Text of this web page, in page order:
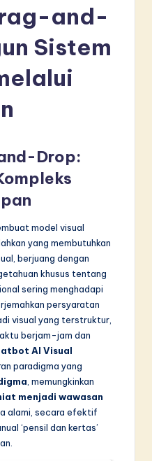
and-
Sistem
Drop:
model visual
yang membutuhkan
berjuang dengan
khusus tentang
sering menghadapi
persyaratan
visual yang terstruktur,
berjam-jam dan
AI Visual
paradigma yang
, memungkinkan
menjadi wawasan
alami, secara efektif
‘pensil dan kertas’